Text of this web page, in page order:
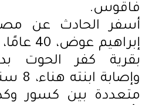
فاقوس.
أسفر الحادث عن
إبراهيم
بقرية كفر الحوت
متعددة بين كسور